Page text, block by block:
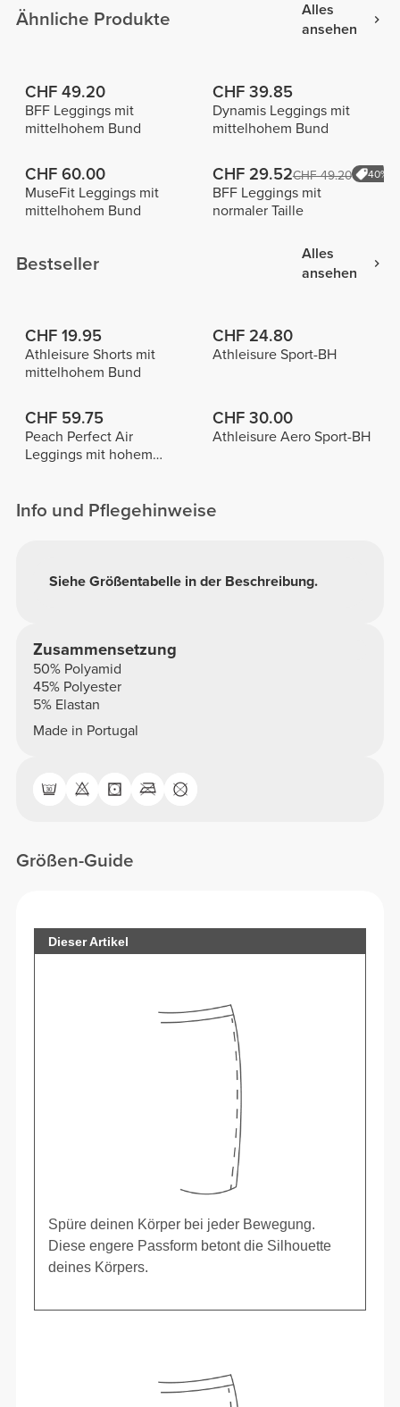
Ähnliche Produkte
Alles
ansehen
CHF 49.20
BFF Leggings mit
mittelhohem Bund
CHF 39.85
Dynamis Leggings mit
mittelhohem Bund
CHF 60.00
MuseFit Leggings mit
mittelhohem Bund
CHF 29.52CHF 49.20 40%
BFF Leggings mit
normaler Taille
Bestseller
Alles
ansehen
CHF 19.95
Athleisure Shorts mit
mittelhohem Bund
CHF 24.80
Athleisure Sport-BH
CHF 59.75
Peach Perfect Air
Leggings mit hohem
CHF 30.00
Athleisure Aero Sport-BH
Info und Pflegehinweise
Siehe Größentabelle in der Beschreibung.
Zusammensetzung
50% Polyamid
45% Polyester
5% Elastan
Made in Portugal
Größen-Guide
Dieser Artikel
Spüre deinen Körper bei jeder Bewegung.
Diese engere Passform betont die Silhouette
deines Körpers.